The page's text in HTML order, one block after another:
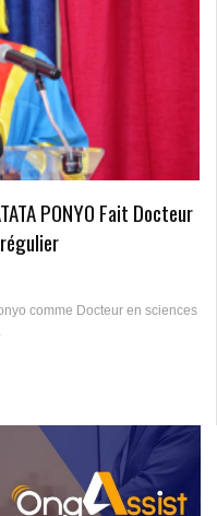
PONYO Fait Docteur
comme Docteur en sciences